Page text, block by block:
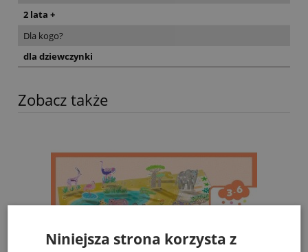
2 lata +
Dla kogo?
dla dziewczynki
Zobacz także
Niniejsza strona korzysta z